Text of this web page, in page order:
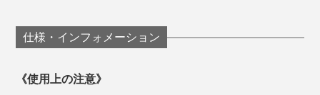
てくれて、一晩中、心地よい暖かさが続きます。
毛布」の第2弾。
「前回の「タイトルのある毛布
綿毛布なので、暖かさは『SERENE』が上ですね。毛
仕様・インフォメーション
《使用上の注意》